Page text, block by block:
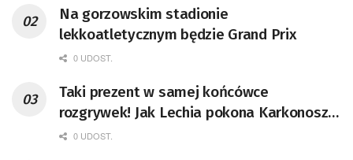
Na gorzowskim stadionie
lekkoatletycznym będzie Grand Prix
0 UDOST.
Taki prezent w samej końcówce
rozgrywek! Jak Lechia pokona Karkonosze
to będzie blisko II ligi!
0 UDOST.